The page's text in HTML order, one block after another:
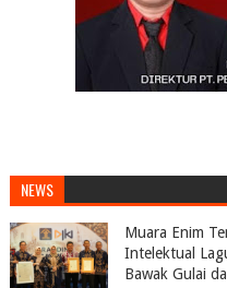
NEWS
Muara Enim
Intelektual
Bawak Gulai